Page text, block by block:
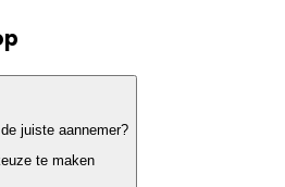
juiste aannemer?
te maken